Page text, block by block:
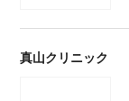
真山クリニック